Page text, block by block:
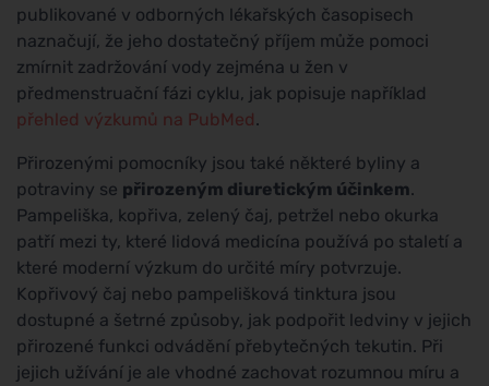
publikované v odborných lékařských časopisech
naznačují, že jeho dostatečný příjem může pomoci
zmírnit zadržování vody zejména u žen v
předmenstruační fázi cyklu, jak popisuje například
přehled výzkumů na PubMed.
Přirozenými pomocníky jsou také některé byliny a
potraviny se přirozeným diuretickým účinkem.
Pampeliška, kopřiva, zelený čaj, petržel nebo okurka
patří mezi ty, které lidová medicína používá po staletí a
které moderní výzkum do určité míry potvrzuje.
Kopřivový čaj nebo pampelišková tinktura jsou
dostupné a šetrné způsoby, jak podpořit ledviny v jejich
přirozené funkci odvádění přebytečných tekutin. Při
jejich užívání je ale vhodné zachovat rozumnou míru a